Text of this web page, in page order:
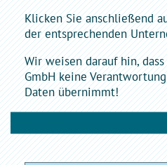
Klicken Sie anschließend
der entsprechenden
Wir weisen darauf hin,
GmbH keine
Daten übernimmt!